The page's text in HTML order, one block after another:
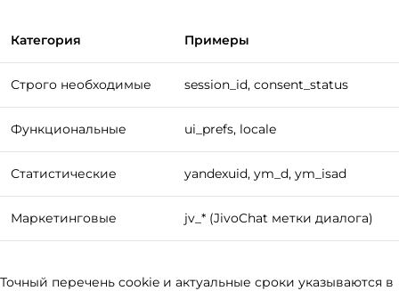
Категория Примеры
Строго необходимые session_id, consent_status
Функциональные ui_prefs, locale
Статистические yandexuid, ym_d, ym_isad
Маркетинговые jv_* (JivoChat метки диалога)
Точный перечень cookie и актуальные сроки указываются в